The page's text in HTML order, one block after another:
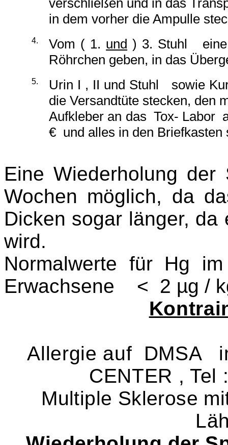
verschließen und in das
in dem vorher die Ampulle ste
4. Vom ( 1. und ) 3. Stuhl eine
Röhrchen geben, in das
5.
Urin I , II und Stuhl sowie
die Versandtüte stecken, den
Aufkleber an das Tox- Labor
€ und alles in den Briefkasten
Eine Wiederholung
Wochen möglich, da
Dicken sogar länger, da
wird.
Normalwerte für
Erwachsene < 2 µg /
Allergie auf DMSA
CENTER ,
Multiple Sklerose